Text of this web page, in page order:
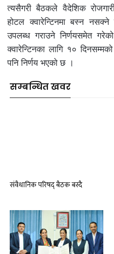
त्यसैगरी बैठकले वैदेशिक
होटल क्वारेन्टिनमा बस्न
उपलब्ध गराउने निर्णयसमेत
क्वारेन्टिनका लागि १०
पनि निर्णय भएको छ ।
सम्बन्धित खवर
संवैधानिक परिषद् बैठक बस्दै